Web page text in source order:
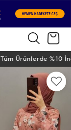
Tüm Ürünlerde %10